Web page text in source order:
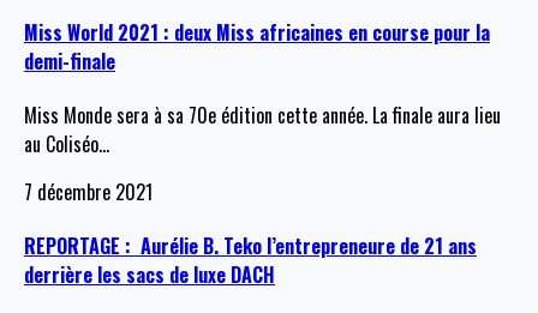
Miss World 2021 : deux Miss africaines en course pour la
demi-finale
Miss Monde sera à sa 70e édition cette année. La finale aura lieu
au Coliséo…
7 décembre 2021
REPORTAGE : Aurélie B. Teko l’entrepreneure de 21 ans
derrière les sacs de luxe DACH